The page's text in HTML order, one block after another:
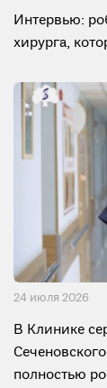
Интервью:
хирурга,
24 июля 2026
В Клинике
полностью